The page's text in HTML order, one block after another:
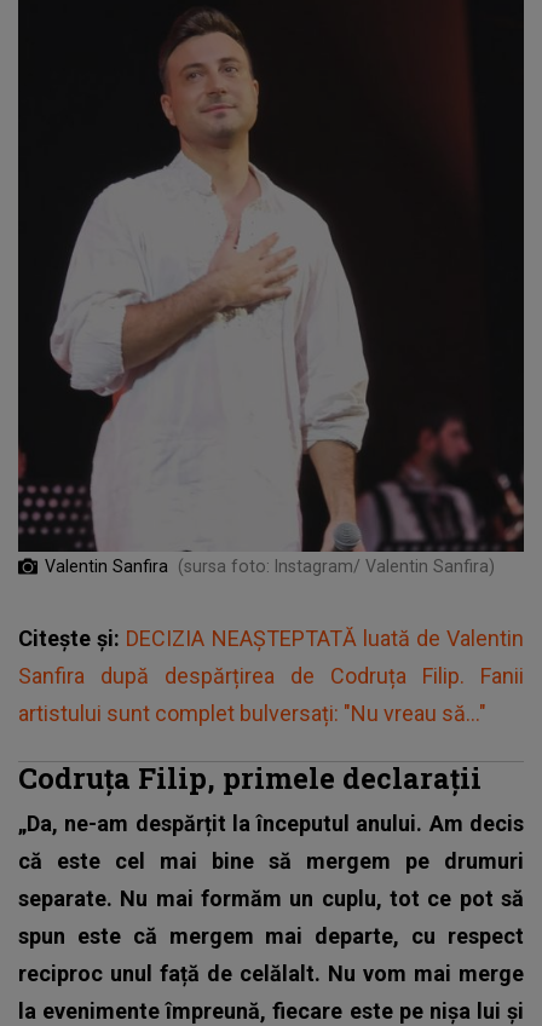
Valentin Sanfira (sursa foto: Instagram/ Valentin Sanfira)
Citește și: DECIZIA NEAȘTEPTATĂ luată de Valentin
Sanfira după despărțirea de Codruța Filip. Fanii
artistului sunt complet bulversați: "Nu vreau să..."
Codruța Filip, primele declarații
„Da, ne-am despărțit la începutul anului. Am decis
că este cel mai bine să mergem pe drumuri
separate. Nu mai formăm un cuplu, tot ce pot să
spun este că mergem mai departe, cu respect
reciproc unul față de celălalt. Nu vom mai merge
la evenimente împreună, fiecare este pe nișa lui și